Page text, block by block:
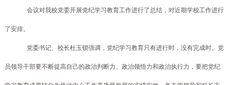
会议对我校党委开展党纪学习教育工作进行了总结，对近期学校工作进行
了安排。
党委书记、校长杜玉锁强调，党纪学习教育只有进行时，没有完成时。党
员领导干部要不断提高自己的政治判断力、政治领悟力和政治执行力，要把党纪